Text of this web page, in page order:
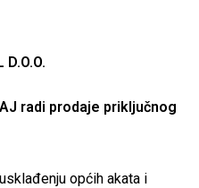
D.O.O.
radi prodaje priključnog
općih akata i